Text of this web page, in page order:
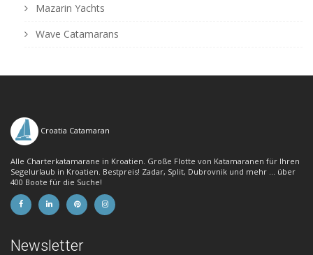
Mazarin Yachts
Wave Catamarans
Croatia Catamaran
Alle Charterkatamarane in Kroatien. Große Flotte von Katamaranen für Ihren
Segelurlaub in Kroatien. Bestpreis! Zadar, Split, Dubrovnik und mehr ... über
400 Boote für die Suche!
Newsletter